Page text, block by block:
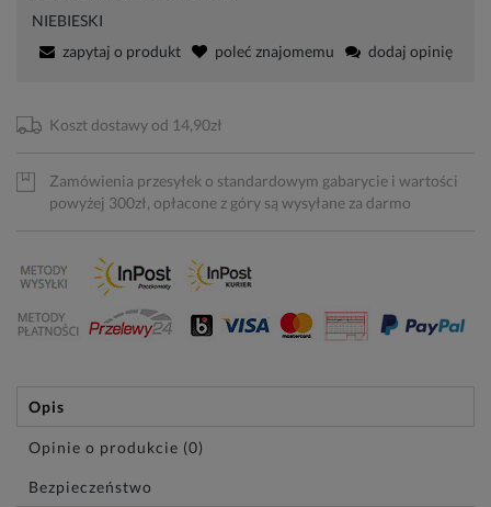
NIEBIESKI
zapytaj o produkt
poleć znajomemu dodaj opinię
Koszt dostawy od 14,90zł
Zamówienia przesyłek o standardowym gabarycie i wartości
powyżej 300zł, opłacone z góry są wysyłane za darmo
Opis
Opinie o produkcie (0)
Bezpieczeństwo